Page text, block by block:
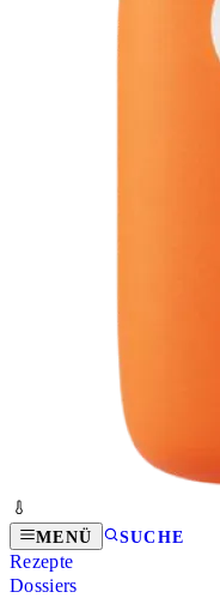
MENÜ SUCHE
Rezepte
Dossiers